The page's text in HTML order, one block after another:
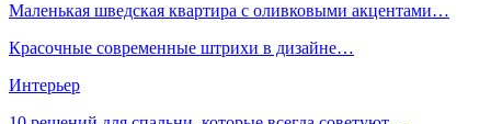
Маленькая шведская квартира с оливковыми акцентами…
Красочные современные штрихи в дизайне…
Интерьер